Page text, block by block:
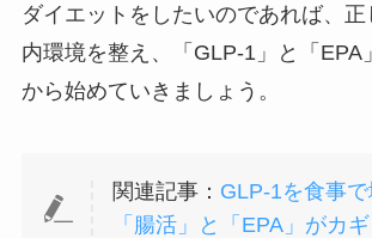
ダイエットをしたいのであれば、
内環境を整え、「GLP-1」と「EPA
から始めていきましょう。
関連記事： GLP-1を食事
「腸活」と「EPA」がカギ